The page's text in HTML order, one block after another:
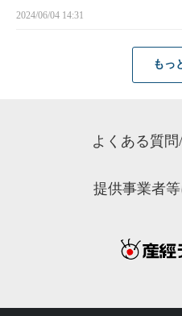
2024/06/04 14:31
もっ
よくある質
提供事業者